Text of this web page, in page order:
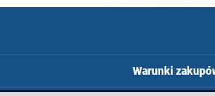
Warunki